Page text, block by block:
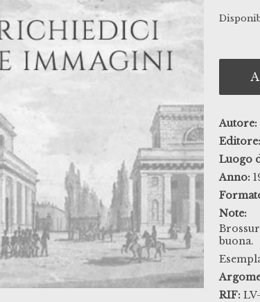
Autore:
Editore:
Luogo
Anno:
Note:
buona.
RIF: